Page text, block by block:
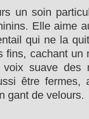
un soin
Elle aime
qui ne la
fins, cachant
suave des
être fermes,
gant de velours.